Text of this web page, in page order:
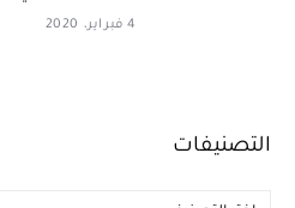
4 فبراير، 2020
التصنيفات